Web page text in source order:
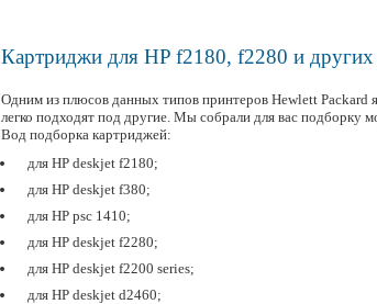
Картриджи для HP f2180, f2280 и
Одним из плюсов данных типов принтеров Hewlett Packard
легко подходят под другие. Мы собрали для вас подборку
Вод подборка картриджей:
для HP deskjet f2180;
для HP deskjet f380;
для HP psc 1410;
для HP deskjet f2280;
для HP deskjet f2200 series;
для HP deskjet d2460;